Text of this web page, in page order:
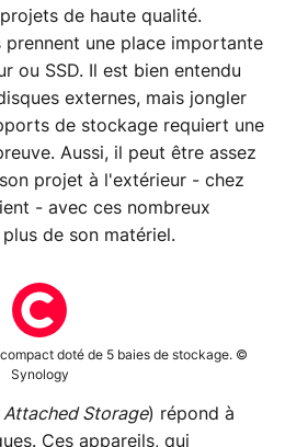
de haute qualité.
prennent une place importante
ou SSD. Il est bien entendu
externes, mais jongler
de stockage requiert une
Aussi, il peut être assez
projet à l'extérieur - chez
- avec ces nombreux
de son matériel.
doté de 5 baies de stockage. ©
Synology
Storage) répond à
Ces appareils, qui